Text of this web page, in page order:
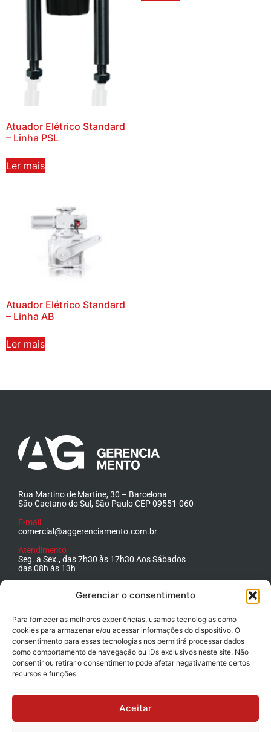
Gerenciar o consentimento
Para fornecer as melhores experiências, usamos tecnologias como
cookies para armazenar e/ou acessar informações do dispositivo. O
consentimento para essas tecnologias nos permitirá processar dados
como comportamento de navegação ou IDs exclusivos neste site. Não
consentir ou retirar o consentimento pode afetar negativamente certos
recursos e funções.
Aceitar
Atuador Elétrico Standard
– Linha PSL
Ler mais
Atuador Elétrico Standard
– Linha AB
Ler mais
Rua Martino de Martine, 30 – Barcelona
São Caetano do Sul, São Paulo CEP 09551-060
E-mail
comercial@aggerenciamento.com.br
Atendimento
Seg. a Sex., das 7h30 às 17h30 Aos Sábados
das 08h às 13h
+55 11 4223.1500